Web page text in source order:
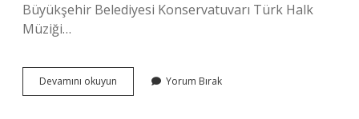
Büyükşehir Belediyesi Konservatuvarı Türk Halk
Müziği…
Devamını okuyun
Elif
Yorum Bırak